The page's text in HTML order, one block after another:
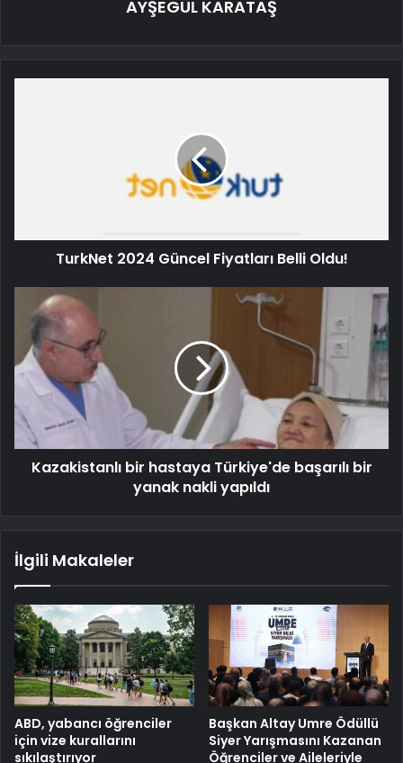
AYŞEGÜL KARATAŞ
TurkNet 2024 Güncel Fiyatları Belli Oldu!
Kazakistanlı bir hastaya Türkiye'de başarılı bir
yanak nakli yapıldı
İlgili Makaleler
ABD, yabancı öğrenciler
için vize kurallarını
sıkılaştırıyor
Başkan Altay Umre Ödüllü
Siyer Yarışmasını Kazanan
Öğrenciler ve Aileleriyle